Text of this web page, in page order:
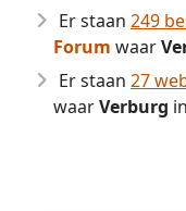
Er staan 249
Forum waar
Er staan 27
waarVerburg